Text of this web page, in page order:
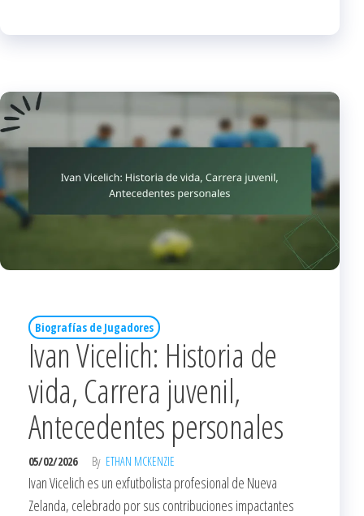
Biografías de Jugadores
Ivan Vicelich: Historia de
vida, Carrera juvenil,
Antecedentes personales
05/02/2026 By ETHAN MCKENZIE
Ivan Vicelich es un exfutbolista profesional de Nueva
Zelanda, celebrado por sus contribuciones impactantes